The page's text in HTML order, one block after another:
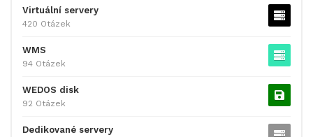
Virtuální servery
420 Otázek
WMS
94 Otázek
WEDOS disk
92 Otázek
Dedikované servery